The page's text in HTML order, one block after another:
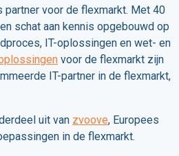
voor de flexmarkt. Met 40
schat aan kennis opgebouwd op
IT-oplossingen en wet- en
voor de flexmarkt zijn
IT-partner in de flexmarkt,
uit van zvoove, Europees
in de flexmarkt.